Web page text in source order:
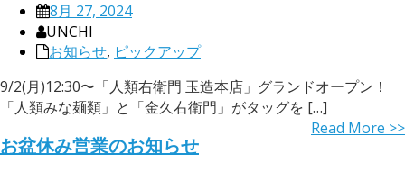
8月 27, 2024
UNCHI
お知らせ, ピックアップ
9/2(月)12:30〜「人類右衛門 玉造本店」グランドオープン！
「人類みな麺類」と「金久右衛門」がタッグを […]
Read More >>
お盆休み営業のお知らせ